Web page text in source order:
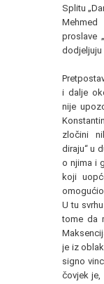
Splitu
proslave
dodjeljuju
i dalje
nije
zločini
diraju“ u
o njima i
koji
U tu
tome da
je iz
signo
čovjek je,